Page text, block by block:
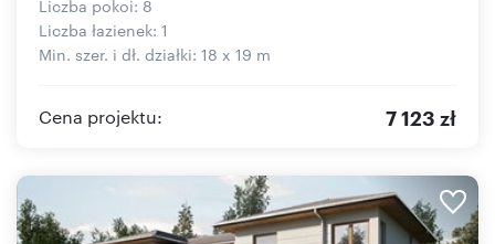
Liczba pokoi: 8
Liczba łazienek: 1
Min. szer. i dł. działki: 18 x 19 m
Cena projektu: 7 123 zł